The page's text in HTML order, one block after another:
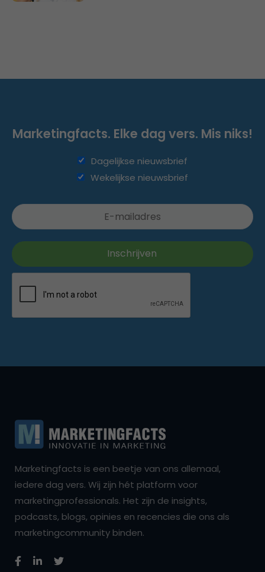
Marketingfacts. Elke dag vers. Mis niks!
Dagelijkse nieuwsbrief
Wekelijkse nieuwsbrief
Marketingfacts is een beetje van ons allemaal,
iedere dag vers. Wij zijn hét platform voor
marketingprofessionals. Het zijn de insights,
podcasts, blogs, opinies en recencies die ons als
marketingcommunity binden.